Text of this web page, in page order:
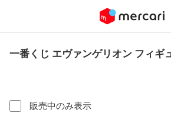
一番くじ エヴァンゲリオン フィギ
販売中のみ表示